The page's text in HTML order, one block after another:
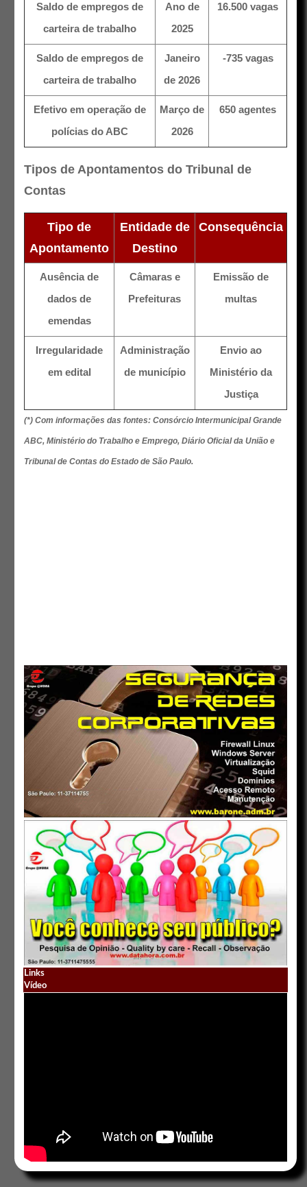
Saldo de empregos de
carteira de trabalho
Ano de
2025
16.500 vagas
Saldo de empregos de
carteira de trabalho
Janeiro
de 2026
-735 vagas
Efetivo em operação de
polícias do ABC
Março de
2026
650 agentes
Tipos de Apontamentos do Tribunal de
Contas
Tipo de
Apontamento
Entidade de
Destino
Consequência
Ausência de
dados de
emendas
Câmaras e
Prefeituras
Emissão de
multas
Irregularidade
em edital
Administração
de município
Envio ao
Ministério da
Justiça
(*) Com informações das fontes: Consórcio Intermunicipal Grande
ABC, Ministério do Trabalho e Emprego, Diário Oficial da União e
Tribunal de Contas do Estado de São Paulo.
Links
Vídeo